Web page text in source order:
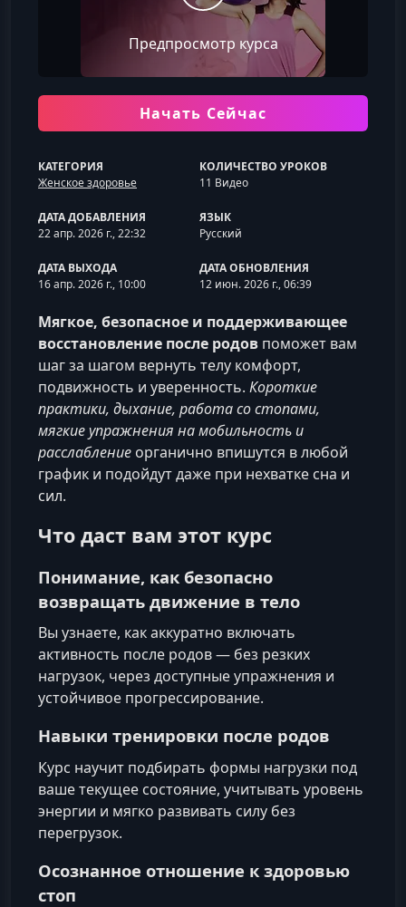
Предпросмотр курса
Начать Сейчас
КАТЕГОРИЯ
Женское здоровье
КОЛИЧЕСТВО УРОКОВ
11 Видео
ДАТА ДОБАВЛЕНИЯ
22 апр. 2026 г., 22:32
ЯЗЫК
Русский
ДАТА ВЫХОДА
16 апр. 2026 г., 10:00
ДАТА ОБНОВЛЕНИЯ
12 июн. 2026 г., 06:39
Мягкое, безопасное и поддерживающее
восстановление после родов поможет вам
шаг за шагом вернуть телу комфорт,
подвижность и уверенность. Короткие
практики, дыхание, работа со стопами,
мягкие упражнения на мобильность и
расслабление органично впишутся в любой
график и подойдут даже при нехватке сна и
сил.
Что даст вам этот курс
Понимание, как безопасно
возвращать движение в тело
Вы узнаете, как аккуратно включать
активность после родов — без резких
нагрузок, через доступные упражнения и
устойчивое прогрессирование.
Навыки тренировки после родов
Курс научит подбирать формы нагрузки под
ваше текущее состояние, учитывать уровень
энергии и мягко развивать силу без
перегрузок.
Осознанное отношение к здоровью
стоп